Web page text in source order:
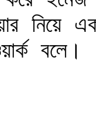
নিয়ে